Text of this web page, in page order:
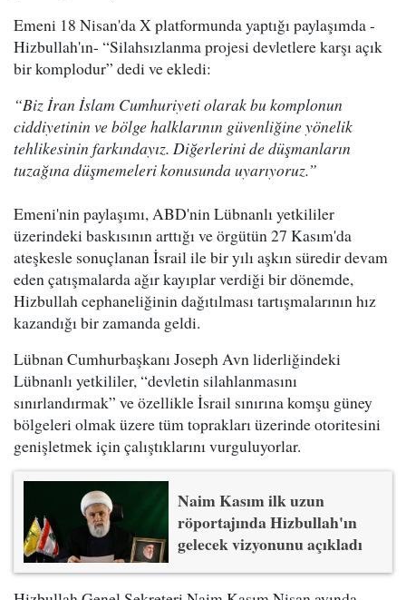
Emeni 18 Nisan'da X platformunda yaptığı paylaşımda -
Hizbullah'ın- “Silahsızlanma projesi devletlere karşı açık
bir komplodur” dedi ve ekledi:
“Biz İran İslam Cumhuriyeti olarak bu komplonun
ciddiyetinin ve bölge halklarının güvenliğine yönelik
tehlikesinin farkındayız. Diğerlerini de düşmanların
tuzağına düşmemeleri konusunda uyarıyoruz.”
Emeni'nin paylaşımı, ABD'nin Lübnanlı yetkililer
üzerindeki baskısının arttığı ve örgütün 27 Kasım'da
ateşkesle sonuçlanan İsrail ile bir yılı aşkın süredir devam
eden çatışmalarda ağır kayıplar verdiği bir dönemde,
Hizbullah cephaneliğinin dağıtılması tartışmalarının hız
kazandığı bir zamanda geldi.
Lübnan Cumhurbaşkanı Joseph Avn liderliğindeki
Lübnanlı yetkililer, “devletin silahlanmasını
sınırlandırmak” ve özellikle İsrail sınırına komşu güney
bölgeleri olmak üzere tüm toprakları üzerinde otoritesini
genişletmek için çalıştıklarını vurguluyorlar.
Naim Kasım ilk uzun
röportajında Hizbullah'ın
gelecek vizyonunu açıkladı